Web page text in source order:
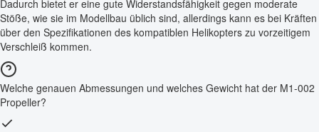
Dadurch bietet er eine gute Widerstandsfähigkeit gegen moderate
Stöße, wie sie im Modellbau üblich sind, allerdings kann es bei Kräften
über den Spezifikationen des kompatiblen Helikopters zu vorzeitigem
Verschleiß kommen.
Welche genauen Abmessungen und welches Gewicht hat der M1-002
Propeller?